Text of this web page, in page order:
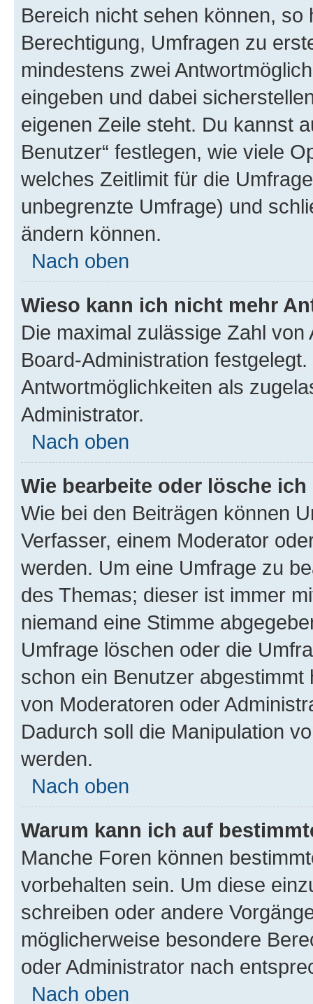
Bereich nicht sehen können,
Berechtigung, Umfragen zu
mindestens zwei
eingeben und dabei
eigenen Zeile steht. Du kannst
Benutzer“ festlegen, wie viele
welches Zeitlimit für die
unbegrenzte Umfrage) und
ändern können.
Nach oben
Wieso kann ich nicht mehr
Die maximal zulässige Zahl
Board-Administration
Antwortmöglichkeiten als
Administrator.
Nach oben
Wie bearbeite oder lösche
Wie bei den Beiträgen können
Verfasser, einem Moderator
werden. Um eine Umfrage zu
des Themas; dieser ist immer
niemand eine Stimme
Umfrage löschen oder die
schon ein Benutzer
von Moderatoren oder
Dadurch soll die Manipulation
werden.
Nach oben
Warum kann ich auf
Manche Foren können
vorbehalten sein. Um diese
schreiben oder andere
möglicherweise besondere
oder Administrator nach
Nach oben